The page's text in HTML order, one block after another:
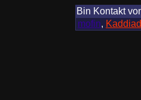
Bin Kontakt
mofin,